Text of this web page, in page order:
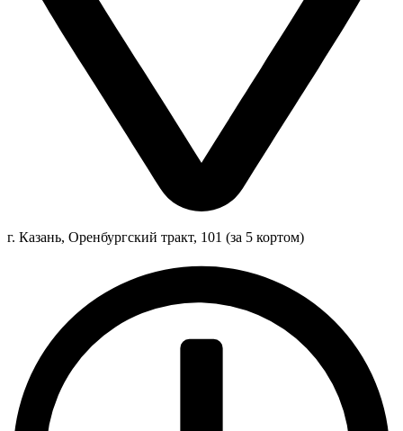
г. Казань, Оренбургский тракт, 101 (за 5 кортом)